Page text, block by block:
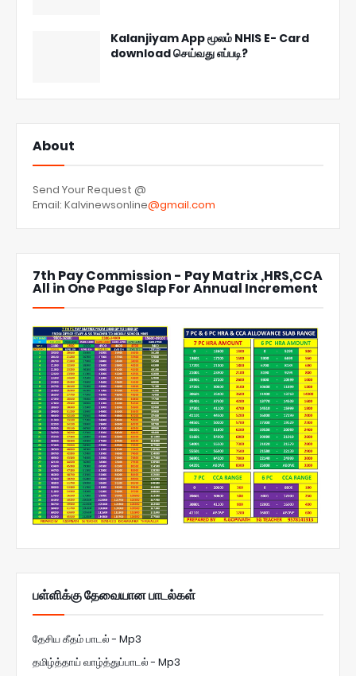
Kalanjiyam App மூலம் NHIS E- Card
download செய்வது எப்படி?
About
Send Your Request @
Email: Kalvinewsonline@gmail.com
7th Pay Commission - Pay Matrix ,HRS,CCA
All in One Page Slap For Annual Increment
பள்ளிக்கு தேவையான பாடல்கள்
தேசிய கீதம் பாடல் - Mp3
தமிழ்த்தாய் வாழ்த்துப்பாடல் - Mp3